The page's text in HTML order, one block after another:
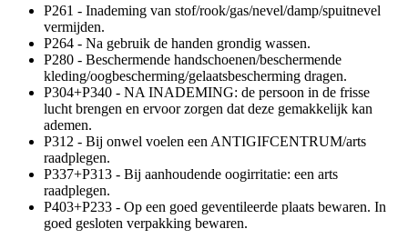
P261 - Inademing van stof/rook/gas/nevel/damp/spuitnevel
vermijden.
P264 - Na gebruik de handen grondig wassen.
P280 - Beschermende handschoenen/beschermende
kleding/oogbescherming/gelaatsbescherming dragen.
P304+P340 - NA INADEMING: de persoon in de frisse
lucht brengen en ervoor zorgen dat deze gemakkelijk kan
ademen.
P312 - Bij onwel voelen een ANTIGIFCENTRUM/arts
raadplegen.
P337+P313 - Bij aanhoudende oogirritatie: een arts
raadplegen.
P403+P233 - Op een goed geventileerde plaats bewaren. In
goed gesloten verpakking bewaren.